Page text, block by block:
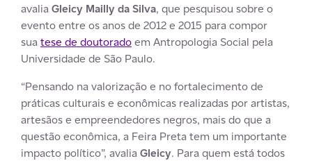
avalia Gleicy Mailly da Silva, que pesquisou sobre o
evento entre os anos de 2012 e 2015 para compor
sua tese de doutoradoem Antropologia Social pela
Universidade de São Paulo.
“Pensando na valorização e no fortalecimento de
práticas culturais e econômicas realizadas por artistas,
artesãos e empreendedores negros, mais do que a
questão econômica, a Feira Preta tem um importante
impacto político”, avalia Gleicy. Para quem está todos